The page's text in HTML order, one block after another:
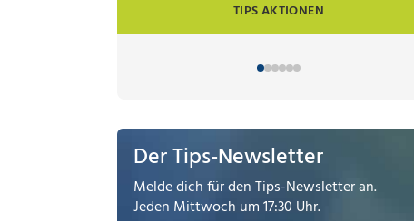
TIPS AKTIONEN
Der Tips-Newsletter
Melde dich für den Tips-Newsletter an.
Jeden Mittwoch um 17:30 Uhr.